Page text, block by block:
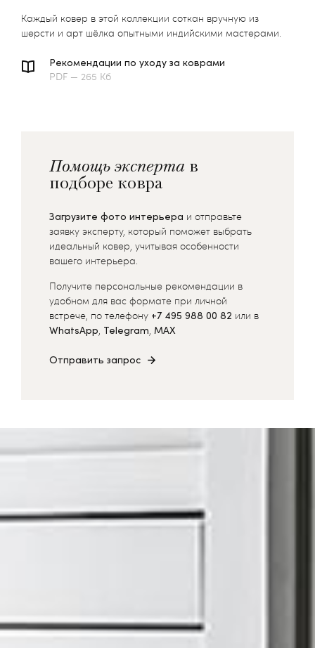
Каждый ковер в этой коллекции соткан вручную из
шерсти и арт шёлка опытными индийскими мастерами.
Рекомендации по уходу за коврами
PDF — 265 Кб
Помощь эксперта в
подборе ковра
Загрузите фото интерьера и отправьте
заявку эксперту, который поможет выбрать
идеальный ковер, учитывая особенности
вашего интерьера.
Получите персональные рекомендации в
удобном для вас формате при личной
встрече, по телефону +7 495 988 00 82 или в
WhatsApp, Telegram, MAX
Отправить запрос